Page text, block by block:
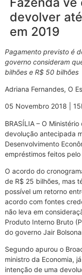
devolver
em 2019
Pagamento previsto é
governo consideram
bilhões e R$ 50 bilhões
Adriana Fernandes, O
05 Novembro 2018 |
BRASÍLIA – O
devolução antecipada
Desenvolvimento
empréstimos feitos
O acordo do
de R$ 25 bilhões, mas
possível um retorno
acordo com fontes
não leva em
Produto Interno Bruto
do governo Jair
Segundo apurou o
ministro da Economia,
intenção de uma